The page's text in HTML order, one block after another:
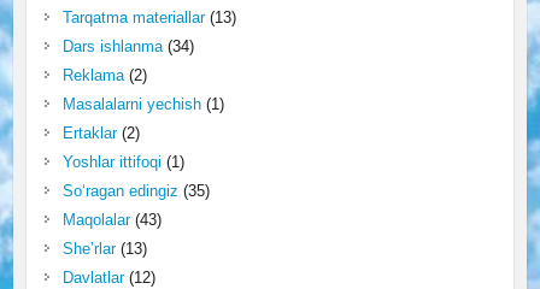
Tarqatma materiallar(13)
Dars ishlanma(34)
Reklama(2)
Masalalarni yechish(1)
Ertaklar(2)
Yoshlar ittifoqi (1)
So‘ragan edingiz (35)
Maqolalar(43)
She’rlar(13)
Davlatlar(12)